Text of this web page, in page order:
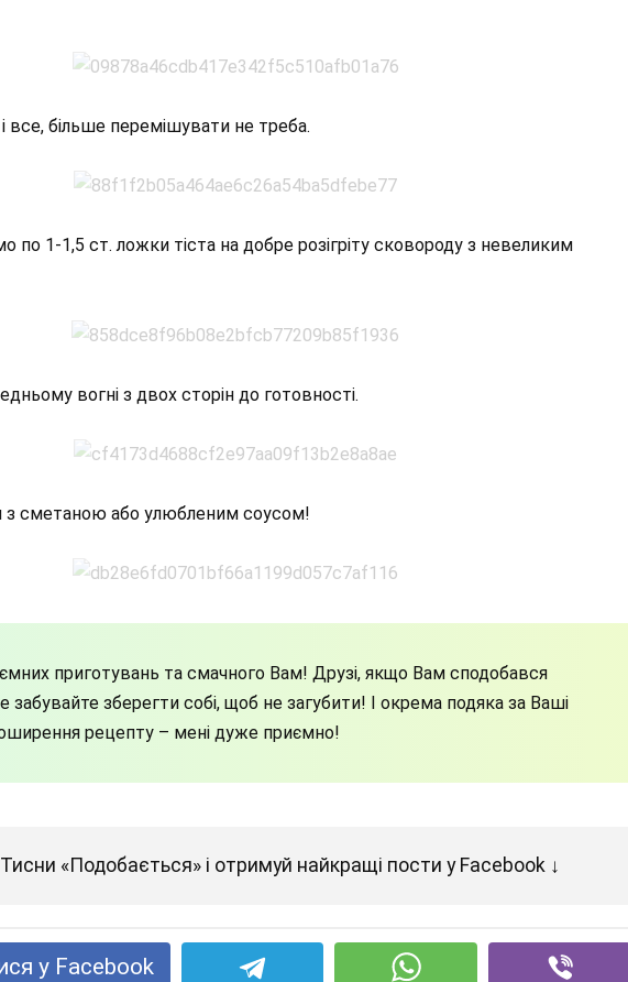
все, більше перемішувати не треба.
по 1-1,5 ст. ложки тіста на добре розігріту сковороду з невеликим
вогні з двох сторін до готовності.
з сметаною або улюбленим соусом!
приготувань та смачного Вам! Друзі, якщо Вам сподобався
забувайте зберегти собі, щоб не загубити! І окрема подяка за Ваші
рецепту – мені дуже приємно!
Тисни «Подобається» і отримуй найкращі пости у Facebook ↓
у Facebook